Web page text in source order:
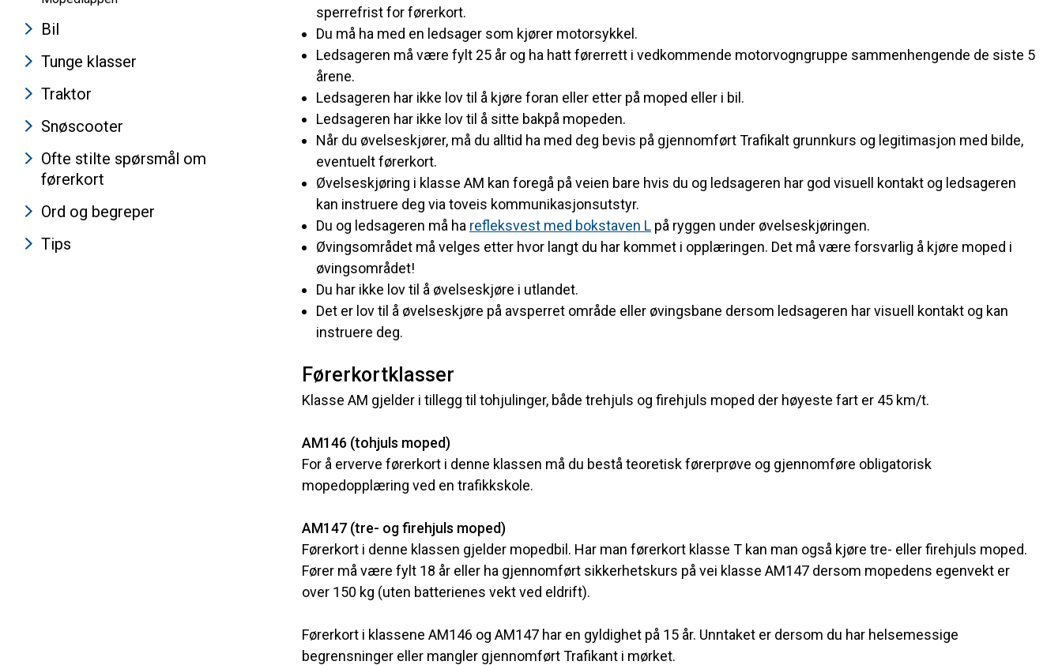
sperrefrist for førerkort.
Du må ha med en ledsager som kjører motorsykkel.
Ledsageren må være fylt 25 år og ha hatt førerrett i vedkommende motorvogngruppe sammenhengende de siste 5
årene.
Ledsageren har ikke lov til å kjøre foran eller etter på moped eller i bil.
Ledsageren har ikke lov til å sitte bakpå mopeden.
Når du øvelseskjører, må du alltid ha med deg bevis på gjennomført Trafikalt grunnkurs og legitimasjon med bilde,
eventuelt førerkort.
Øvelseskjøring i klasse AM kan foregå på veien bare hvis du og ledsageren har god visuell kontakt og ledsageren
kan instruere deg via toveis kommunikasjonsutstyr.
Du og ledsageren må ha refleksvest med bokstaven L på ryggen under øvelseskjøringen.
Øvingsområdet må velges etter hvor langt du har kommet i opplæringen. Det må være forsvarlig å kjøre moped i
øvingsområdet!
Du har ikke lov til å øvelseskjøre i utlandet.
Det er lov til å øvelseskjøre på avsperret område eller øvingsbane dersom ledsageren har visuell kontakt og kan
instruere deg.
Førerkortklasser
Klasse AM gjelder i tillegg til tohjulinger, både trehjuls og firehjuls moped der høyeste fart er 45 km/t.
AM146 (tohjuls moped)
For å erverve førerkort i denne klassen må du bestå teoretisk førerprøve og gjennomføre obligatorisk
mopedopplæring ved en trafikkskole.
AM147 (tre- og firehjuls moped)
Førerkort i denne klassen gjelder mopedbil. Har man førerkort klasse T kan man også kjøre tre- eller firehjuls moped.
Fører må være fylt 18 år eller ha gjennomført sikkerhetskurs på vei klasse AM147 dersom mopedens egenvekt er
over 150 kg (uten batterienes vekt ved eldrift).
Førerkort i klassene AM146 og AM147 har en gyldighet på 15 år. Unntaket er dersom du har helsemessige
begrensninger eller mangler gjennomført Trafikant i mørket.
Bil
Tunge klasser
Traktor
Snøscooter
Ofte stilte spørsmål om
førerkort
Ord og begreper
Tips